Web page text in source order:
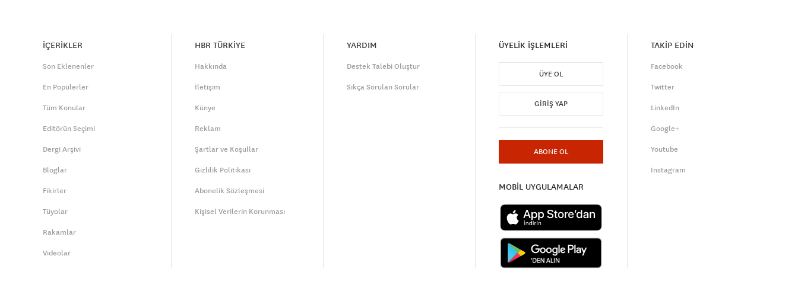
İÇERİKLER
Son Eklenenler
En Popülerler
Tüm Konular
Editörün Seçimi
Dergi Arşivi
Bloglar
Fikirler
Tüyolar
Rakamlar
Videolar
HBR TÜRKİYE
Hakkında
İletişim
Künye
Reklam
Şartlar ve Koşullar
Gizlilik Politikası
Abonelik Sözleşmesi
Kişisel Verilerin Korunması
YARDIM
Destek Talebi Oluştur
Sıkça Sorulan Sorular
ÜYELİK İŞLEMLERİ
ÜYE OL
GIRIŞ YAP
ABONE OL
MOBİL UYGULAMALAR
TAKİP EDİN
Facebook
Twitter
LinkedIn
Google+
Youtube
Instagram